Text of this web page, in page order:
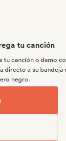
tu canción
tu canción o demo
directo a su bandeja
negro.